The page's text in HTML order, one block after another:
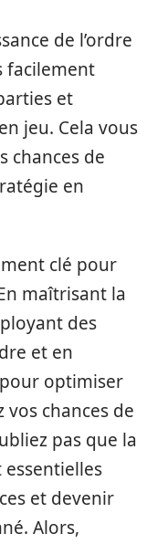
de l’ordre
facilement
et
jeu. Cela vous
chances de
en
clé pour
maîtrisant la
des
et en
optimiser
chances de
pas que la
essentielles
et devenir
Alors,